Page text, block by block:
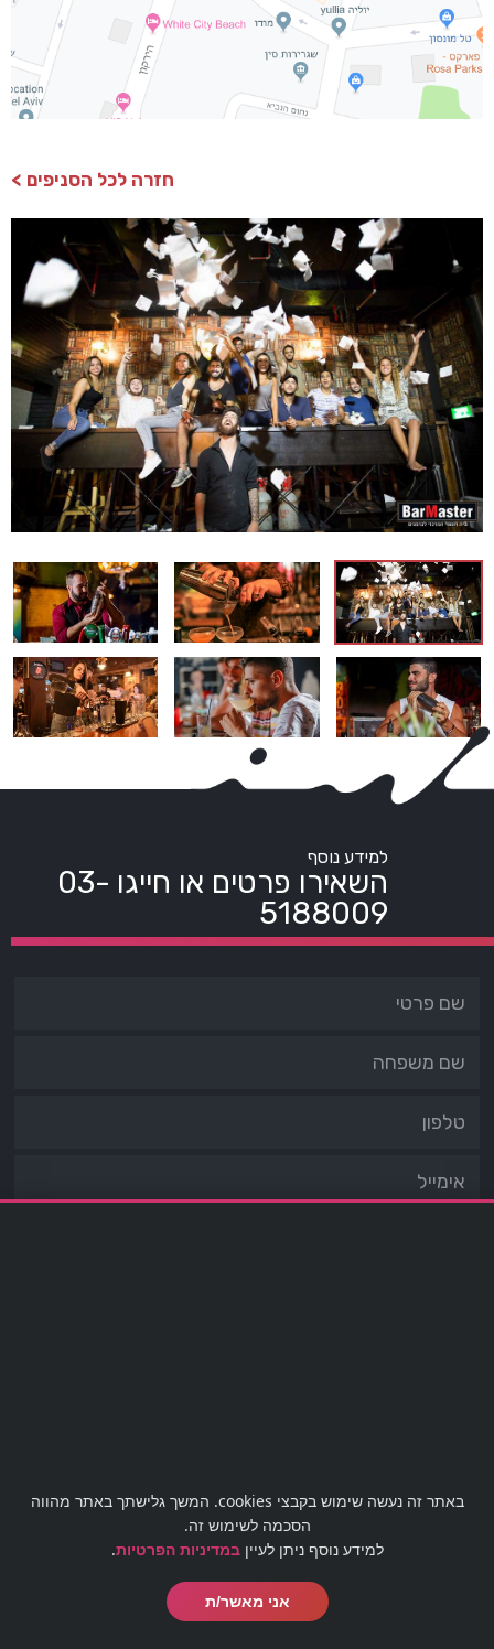
חזרה לכל הסניפים >
למידע נוסף
השאירו פרטים או חייגו 03-
5188009
office@barmaster.co.il
באתר זה נעשה שימוש בקבצי cookies. המשך גלישתך באתר מהווה
הסכמה לשימוש זה.
למידע נוסף ניתן לעייןבמדיניות הפרטיות.
אני מאשר/ת